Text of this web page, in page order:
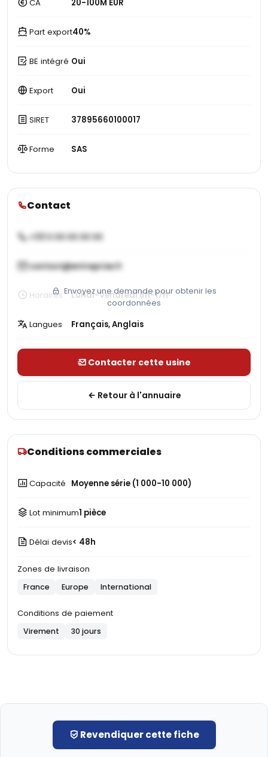
CA 20-100M EUR
Part export40%
BE intégré Oui
Export Oui
SIRET 37895660100017
Forme SAS
Contact
+33 X XX XX XX XX
contact@entreprise.fr
Envoyez une demande pour obtenir les
coordonnées
Horaires Lundi-Vendredi 8h-17h
Langues Français, Anglais
Contacter cette usine
Retour à l'annuaire
Conditions commerciales
Capacité Moyenne série (1 000-10 000)
Lot minimum1 pièce
Délai devis< 48h
Zones de livraison
France Europe International
Conditions de paiement
Virement 30 jours
Revendiquer cette fiche